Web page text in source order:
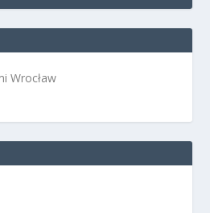
Wrocław